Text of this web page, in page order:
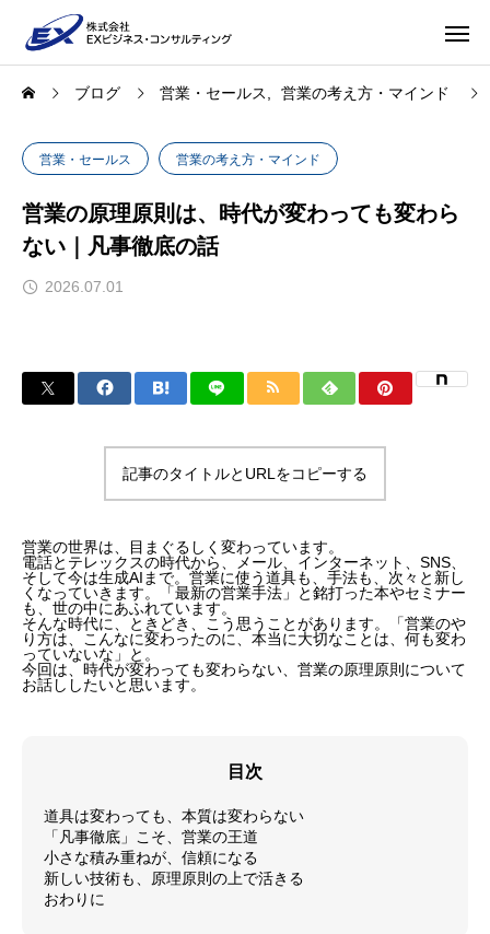
ブログ 営業・セールス 営業の考え方・マインド
営業・セールス 営業の考え方・マインド
営業の原理原則は、時代が変わっても変わら
ない｜凡事徹底の話
2026.07.01
記事のタイトルとURLをコピーする
営業の世界は、目まぐるしく変わっています。
電話とテレックスの時代から、メール、インターネット、SNS、
そして今は生成AIまで。営業に使う道具も、手法も、次々と新し
くなっていきます。「最新の営業手法」と銘打った本やセミナー
も、世の中にあふれています。
そんな時代に、ときどき、こう思うことがあります。「営業のや
り方は、こんなに変わったのに、本当に大切なことは、何も変わ
っていないな」と。
今回は、時代が変わっても変わらない、営業の原理原則について
お話ししたいと思います。
目次
道具は変わっても、本質は変わらない
「凡事徹底」こそ、営業の王道
小さな積み重ねが、信頼になる
新しい技術も、原理原則の上で活きる
おわりに